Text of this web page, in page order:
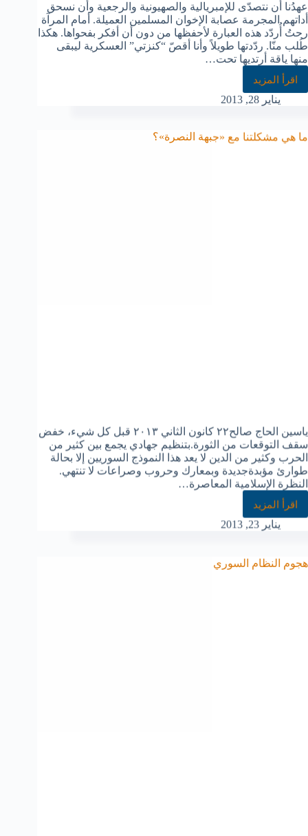
عهدُنا أن نتصدّى للإمبريالية والصهيونية والرجعية وأن نسحق
أداتهم المجرمة عصابة الإخوان المسلمين العميلة. أمام المرآة
رحتُ أُردّد هذه العبارة لأحفظها من دون أن أفكر بفحواها. هكذا
طُلب منّا. ردّدتها طويلاً وأنا أقصّ “كنزتي” العسكرية ليبقى
منها ياقة أرتديها تحت…
اقرأ المزيد
يناير 28, 2013
ما هي مشكلتنا مع «جبهة النصرة»؟
ياسين الحاج صالح٢٢ كانون الثاني ٢٠١٣ قبل كل شيء، خفض
سقف التوقعات من الثورة.بتنظيم جهادي يجمع بين كثير من
الحرب وكثير من الدين لا يعد هذا النموذج السوريين إلا بحالة
طوارئ مؤبدةجديدة وبمعارك وحروب وصراعات لا تنتهي.
النظرة الإسلامية المعاصرة…
اقرأ المزيد
يناير 23, 2013
هجوم النظام السوري